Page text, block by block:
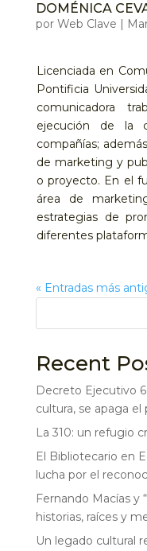
DOMÉNICA
por Web Clave |
Licenciada en
Pontificia
comunicadora
ejecución de la
compañías;
de marketing y
o proyecto. En el
área de
estrategias de
diferentes
« Entradas más
Recent
Decreto Ejecutivo
cultura, se apaga el
La 310: un refugio
El Bibliotecario en
lucha por el
Fernando Macías y
historias, raíces y
Un legado cultural